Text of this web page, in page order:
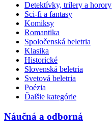
Detektívky, trilery a horory
Sci-fi a fantasy
Komiksy
Romantika
Spoločenská beletria
Klasika
Historické
Slovenská beletria
Svetová beletria
Poézia
Ďalšie kategórie
Náučná a odborná